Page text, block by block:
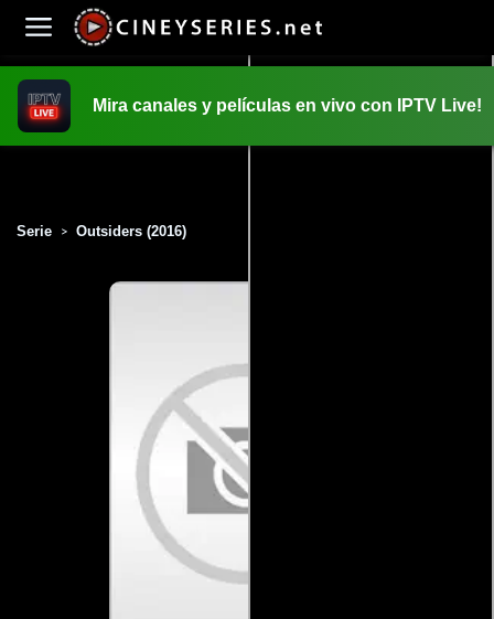
Mira canales y películas en vivo con IPTV Live!
Serie > Outsiders (2016)